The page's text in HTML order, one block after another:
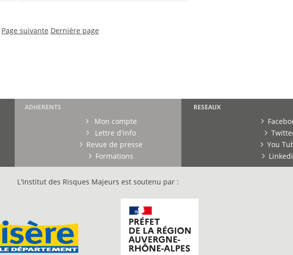
Page suivante Dernière page
ADHERENTS
Mon compte
Lettre d'info
Revue de presse
Formations
RESEAUX
You
L'Institut des Risques Majeurs est soutenu par :